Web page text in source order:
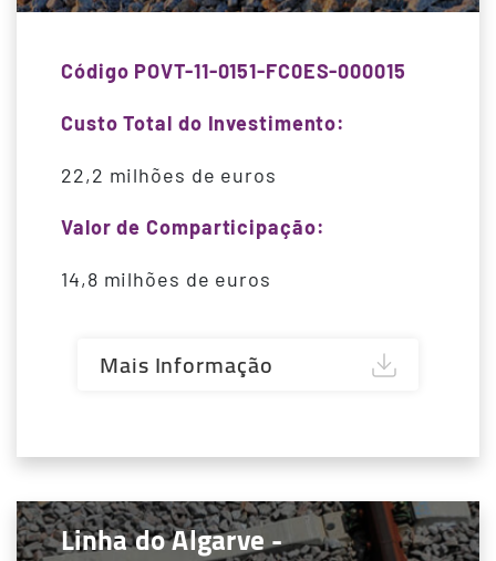
Código POVT-11-0151-FC0ES-000015
Custo Total do Investimento:
22,2 milhões de euros
Valor de Comparticipação:
14,8 milhões de euros
Mais Informação
Linha do Algarve -